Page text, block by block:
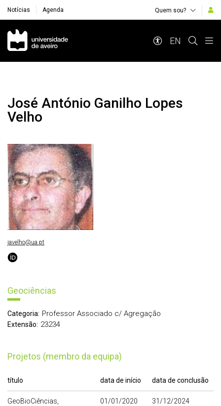
Notícias Agenda Quem sou?
Navegação Principal
EN
José António Ganilho Lopes
Velho
Geociências
Categoria: Professor Associado c/ Agregação
Extensão: 23234
Projetos (membro da equipa)
título data de início data de conclusão
GeoBioCiências,
01/01/2020 31/12/2024
javelho@ua.pt